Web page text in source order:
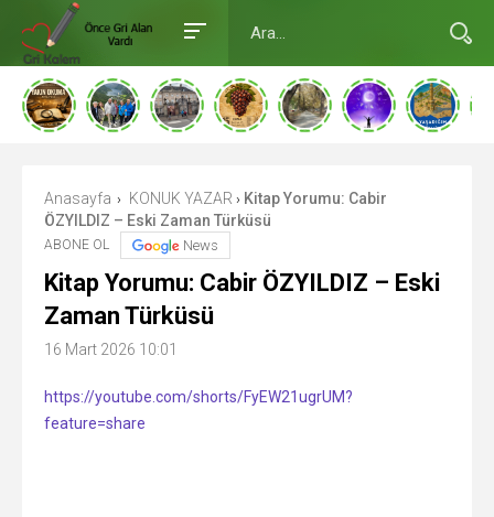
Anasayfa › KONUK YAZAR › Kitap Yorumu: Cabir
ÖZYILDIZ – Eski Zaman Türküsü
ABONE OL News
Kitap Yorumu: Cabir ÖZYILDIZ – Eski
Zaman Türküsü
16 Mart 2026 10:01
https://youtube.com/shorts/FyEW21ugrUM?
feature=share